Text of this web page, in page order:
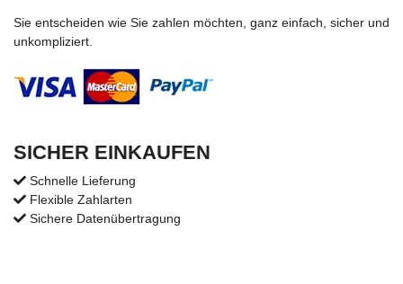
Sie entscheiden wie Sie zahlen möchten, ganz einfach, sicher und
unkompliziert.
SICHER EINKAUFEN
Schnelle Lieferung
Flexible Zahlarten
Sichere Datenübertragung